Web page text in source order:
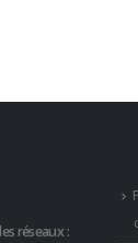
réseaux :